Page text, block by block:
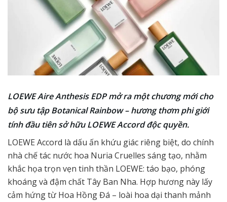
LOEWE Aire Anthesis EDP mở ra một chương mới cho
bộ sưu tập Botanical Rainbow – hương thơm phi giới
tính đầu tiên sở hữu LOEWE Accord độc quyền.
LOEWE Accord là dấu ấn khứu giác riêng biệt, do chính
nhà chế tác nước hoa Nuria Cruelles sáng tạo, nhằm
khắc họa trọn vẹn tinh thần LOEWE: táo bạo, phóng
khoáng và đậm chất Tây Ban Nha. Hợp hương này lấy
cảm hứng từ Hoa Hồng Đá – loài hoa dại thanh mảnh